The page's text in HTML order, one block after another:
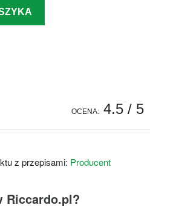
OCENA: 4.5/ 5
z przepisami: Producent
Riccardo.pl?